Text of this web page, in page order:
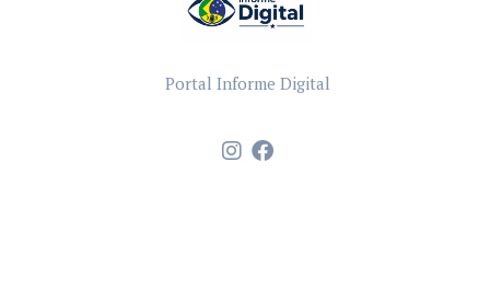
Portal Informe Digital